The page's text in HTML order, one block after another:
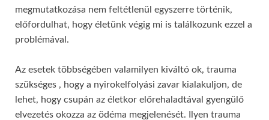
megmutatkozása nem feltétlenül egyszerre történik,
előfordulhat, hogy életünk végig mi is találkozunk ezzel a
problémával.
Az esetek többségében valamilyen kiváltó ok, trauma
szükséges , hogy a nyirokelfolyási zavar kialakuljon, de
lehet, hogy csupán az életkor előrehaladtával gyengülő
elvezetés okozza az ödéma megjelenését. Ilyen trauma